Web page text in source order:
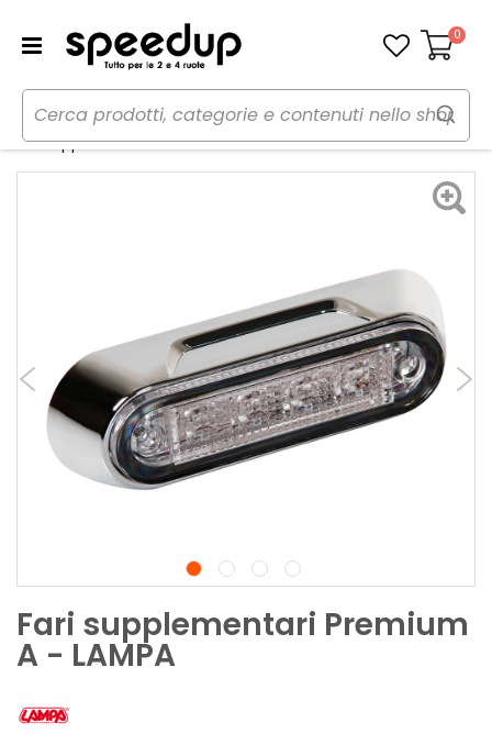
Carrello
0
Home Auto Illuminazione
Fanaleria
Fari supplementari Premium A - LAMPA
Fari supplementari Premium
A - LAMPA